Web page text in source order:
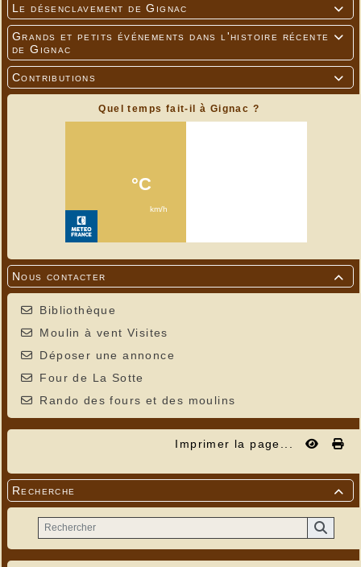

Le désenclavement de Gignac

Grands et petits événements dans l'histoire récente
de Gignac

Contributions
Quel temps fait-il à Gignac ?

Nous contacter
Bibliothèque
Moulin à vent Visites
Déposer une annonce
Four de La Sotte
Rando des fours et des moulins
Imprimer la page...

Recherche